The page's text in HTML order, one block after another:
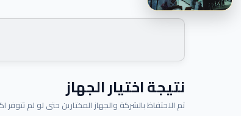
نتيجة اختيار الجهاز
تم الاحتفاظ بالشركة والجهاز المختارين حتى لو لم